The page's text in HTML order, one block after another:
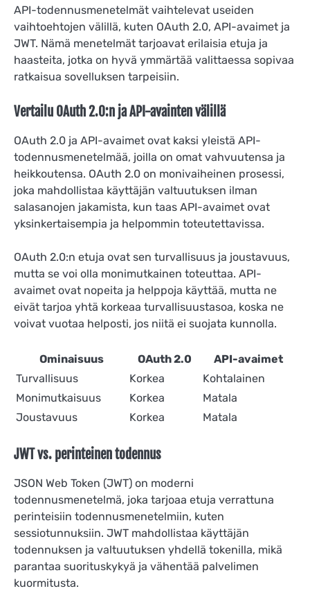
API-todennusmenetelmät vaihtelevat useiden
vaihtoehtojen välillä, kuten OAuth 2.0, API-avaimet ja
JWT. Nämä menetelmät tarjoavat erilaisia etuja ja
haasteita, jotka on hyvä ymmärtää valittaessa sopivaa
ratkaisua sovelluksen tarpeisiin.
Vertailu OAuth 2.0:n ja API-avainten välillä
OAuth 2.0 ja API-avaimet ovat kaksi yleistä API-
todennusmenetelmää, joilla on omat vahvuutensa ja
heikkoutensa. OAuth 2.0 on monivaiheinen prosessi,
joka mahdollistaa käyttäjän valtuutuksen ilman
salasanojen jakamista, kun taas API-avaimet ovat
yksinkertaisempia ja helpommin toteutettavissa.
OAuth 2.0:n etuja ovat sen turvallisuus ja joustavuus,
mutta se voi olla monimutkainen toteuttaa. API-
avaimet ovat nopeita ja helppoja käyttää, mutta ne
eivät tarjoa yhtä korkeaa turvallisuustasoa, koska ne
voivat vuotaa helposti, jos niitä ei suojata kunnolla.
Ominaisuus OAuth 2.0
API-avaimet
Turvallisuus
Korkea
Kohtalainen
Monimutkaisuus
Korkea
Matala
Joustavuus
Korkea Matala
JWT vs. perinteinen todennus
JSON Web Token (JWT) on moderni
todennusmenetelmä, joka tarjoaa etuja verrattuna
perinteisiin todennusmenetelmiin, kuten
sessiotunnuksiin. JWT mahdollistaa käyttäjän
todennuksen ja valtuutuksen yhdellä tokenilla, mikä
parantaa suorituskykyä ja vähentää palvelimen
kuormitusta.